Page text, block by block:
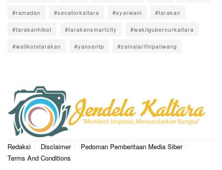
#ramadan #senatorkaltara #syarwani #tarakan
#tarakanhibot #tarakansmartcity #wakilgubernurkaltara
#walikotatarakan #yansentp #zainalarifinpaliwang
Redaksi Disclaimer
Pedoman Pemberitaan Media Siber
Terms And Conditions